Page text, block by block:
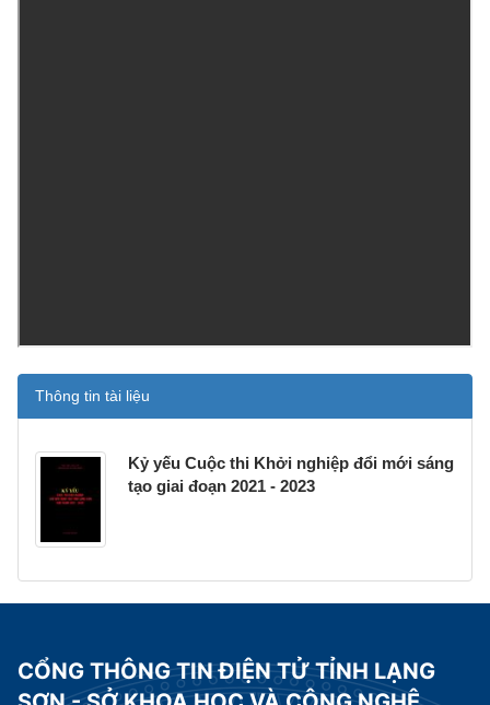
Thông tin tài liệu
Kỷ yếu Cuộc thi Khởi nghiệp đổi mới sáng
tạo giai đoạn 2021 - 2023
CỔNG THÔNG TIN ĐIỆN TỬ TỈNH LẠNG